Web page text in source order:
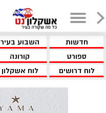
חדשות השבוע בעיר
ספורט
קורונה
לוח דרושים
לוח אשקלון